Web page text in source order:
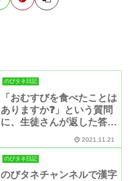
のびタネ日記
「おむすびを食べたことは
ありますか❓」という質問
に、生徒さんが返した答え
2021.11.21
のびタネ日記
のびタネチャンネルで漢字